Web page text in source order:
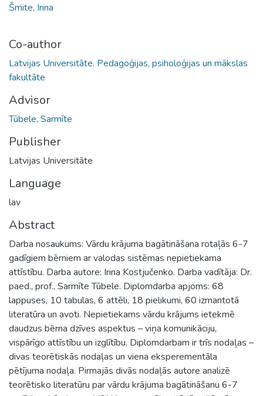
Šmite, Irina
Co-author
Latvijas Universitāte. Pedagoģijas, psiholoģijas un mākslas
fakultāte
Advisor
Tūbele, Sarmīte
Publisher
Latvijas Universitāte
Language
lav
Abstract
Darba nosaukums: Vārdu krājuma bagātināšana rotaļās 6-7
gadīgiem bērniem ar valodas sistēmas nepietiekama
attīstību. Darba autore: Irina Kostjučenko. Darba vadītāja: Dr.
paed., prof., Sarmīte Tūbele. Diplomdarba apjoms: 68
lappuses, 10 tabulas, 6 attēli, 18 pielikumi, 60 izmantotā
literatūra un avoti. Nepietiekams vārdu krājums ietekmē
daudzus bērna dzīves aspektus – viņa komunikāciju,
vispārīgo attīstību un izglītību. Diplomdarbam ir trīs nodaļas –
divas teorētiskās nodaļas un viena eksperementāla
pētījuma nodaļa. Pirmajās divās nodaļās autore analizē
teorētisko literatūru par vārdu krājuma bagātināšanu 6-7